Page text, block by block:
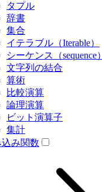
タプル
辞書
集合
イテラブル（Iterable）
シーケンス（sequence）
文字列の結合
算術
比較演算
論理演算
ビット演算子
集計
み関数